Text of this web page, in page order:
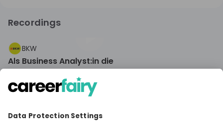
Recordings
3 years ago
BKW
Als Business Analyst:in die
Als Business Analystin die Energiewende
mitgestalten – hört sich im ersten Moment
Analystinnen und Analysten haben jedoch
DE Business development